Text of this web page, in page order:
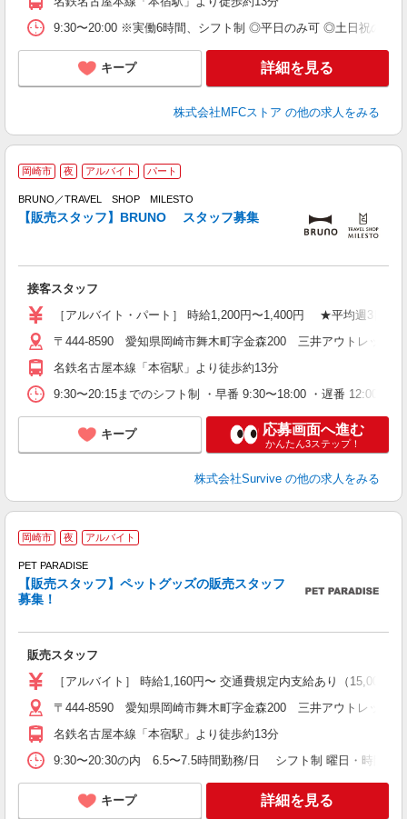
9:30〜20:00 ※実働6時間、シフト制 ◎平日のみ可 ◎土日祝のみ
キープ 詳細を見る
株式会社MFCストア の他の求人をみる
岡崎市 夜 アルバイト パート
BRUNO／TRAVEL SHOP MILESTO
【販売スタッフ】BRUNO スタッフ募集
接客スタッフ
［アルバイト・パート］ 時給1,200円〜1,400円 ★平均週3日勤
〒444-8590 愛知県岡崎市舞木町字金森200 三井アウトレットパ
名鉄名古屋本線「本宿駅」より徒歩約13分
9:30〜20:15までのシフト制 ・早番 9:30〜18:00 ・遅番 12:00〜
キープ 応募画面へ進む
かんたん3ステップ！
株式会社Survive の他の求人をみる
岡崎市 夜 アルバイト
PET PARADISE
【販売スタッフ】ペットグッズの販売スタッフ
募集！
販売スタッフ
［アルバイト］ 時給1,160円〜 交通費規定内支給あり（15,000円
〒444-8590 愛知県岡崎市舞木町字金森200 三井アウトレットパ
名鉄名古屋本線「本宿駅」より徒歩約13分
9:30〜20:30の内 6.5〜7.5時間勤務/日 シフト制 曜日・時間は
キープ 詳細を見る